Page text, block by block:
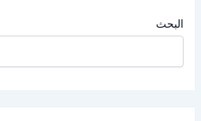
البحث